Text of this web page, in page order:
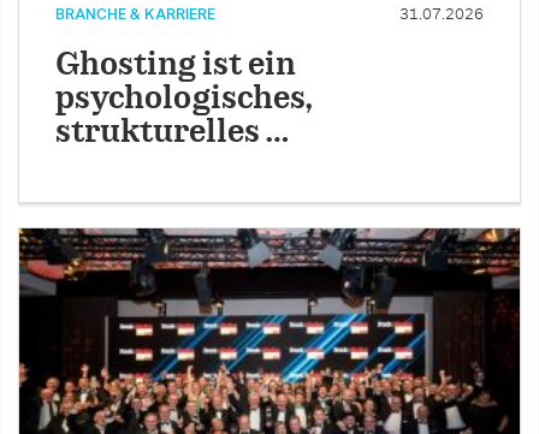
BRANCHE & KARRIERE 31.07.2026
Ghosting ist ein
psychologisches,
strukturelles …